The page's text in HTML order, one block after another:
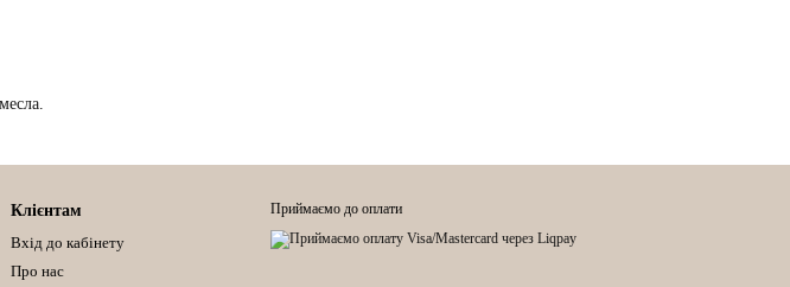
Клієнтам
Вхід до кабінету
Про нас
Приймаємо до оплати